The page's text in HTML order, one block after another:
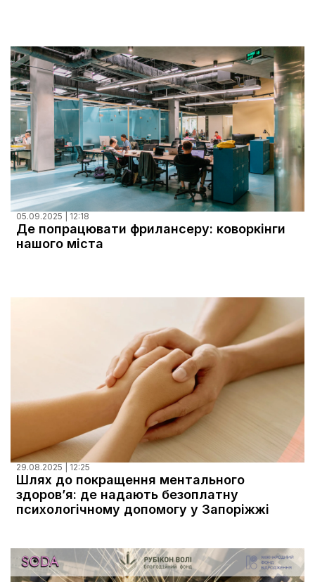
05.09.2025 | 12:18
Де попрацювати фрилансеру: коворкінги
нашого міста
29.08.2025 | 12:25
Шлях до покращення ментального
здоров’я: де надають безоплатну
психологічному допомогу у Запоріжжі